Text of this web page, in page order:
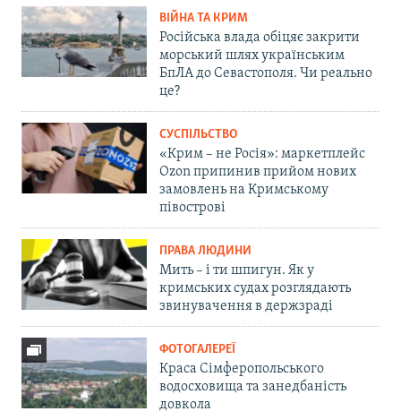
ВІЙНА ТА КРИМ
Російська влада обіцяє закрити
морський шлях українським
БпЛА до Севастополя. Чи реально
це?
СУСПІЛЬСТВО
«Крим – не Росія»: маркетплейс
Ozon припинив прийом нових
замовлень на Кримському
півострові
ПРАВА ЛЮДИНИ
Мить – і ти шпигун. Як у
кримських судах розглядають
звинувачення в держзраді
ФОТОГАЛЕРЕЇ
Краса Сімферопольського
водосховища та занедбаність
довкола